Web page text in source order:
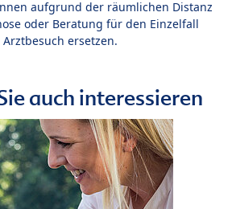
aufgrund der räumlichen Distanz
oder Beratung für den Einzelfall
ersetzen.
auch interessieren